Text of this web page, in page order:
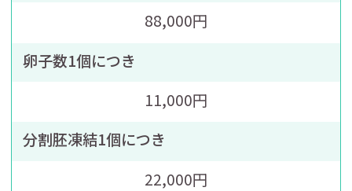
88,000円
卵子数1個につき
11,000円
分割胚凍結1個につき
22,000円